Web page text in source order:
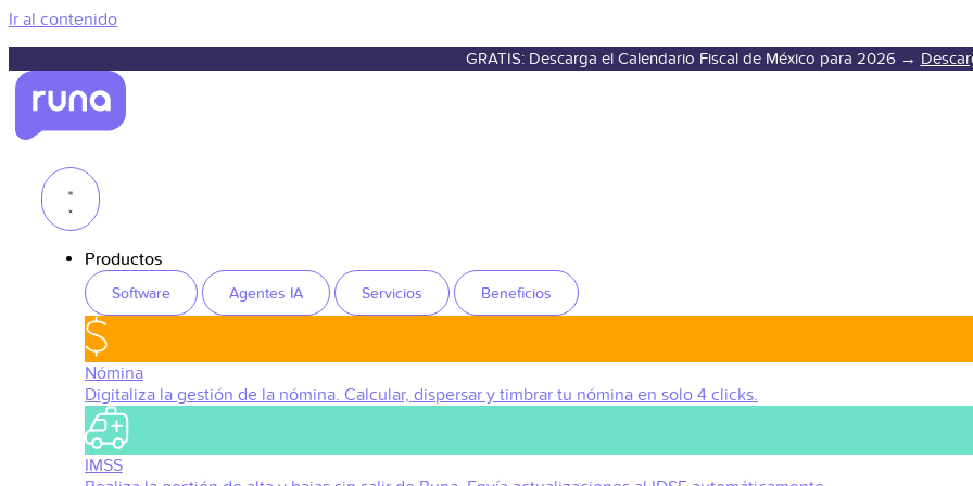
Ir al contenido
GRATIS: Descarga el Calendario Fiscal de México para 2026 →
Productos
Software Agentes IA Servicios Beneficios
Nómina
Digitaliza la gestión de la nómina. Calcular, dispersar y timbrar tu nómina en solo 4 clicks.
IMSS